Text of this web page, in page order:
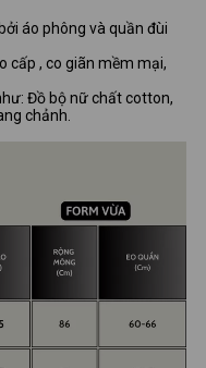
áo phông và quần đùi
cấp , co giãn mềm mại,
Đồ bộ nữ chất cotton,
chảnh.